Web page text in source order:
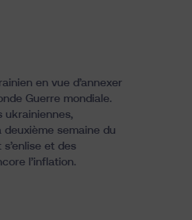
en vue d’annexer
Guerre mondiale.
ukrainiennes,
semaine du
et des
l’inflation.